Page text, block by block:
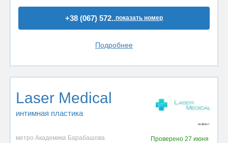
+38 (067) 572..показать номер
Подробнее
Laser Medical
интимная пластика
метро Академика Барабашова Проверено 27 июня